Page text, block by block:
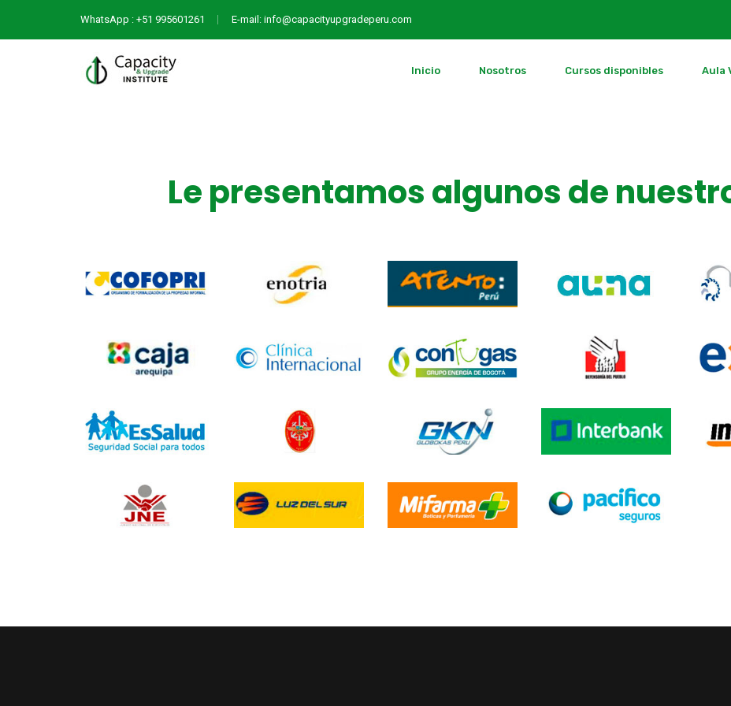
WhatsApp : +51 995601261 E-mail: info@capacityupgradeperu.com
Inicio Nosotros Cursos disponibles Aula
Le presentamos algunos de